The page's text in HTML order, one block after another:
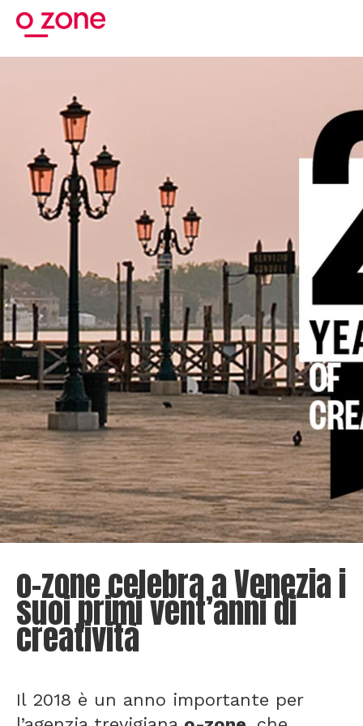
o-zone celebra a Venezia i
suoi primi vent’anni di
creatività
Il 2018 è un anno importante per